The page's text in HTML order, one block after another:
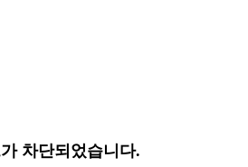
차단되었습니다.